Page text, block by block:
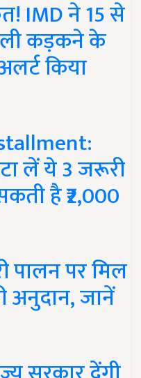
IMD ने 15 से
कड़कने के
किया
लें ये 3 जरूरी
है ₹2,000
पालन पर मिल
अनुदान, जानें